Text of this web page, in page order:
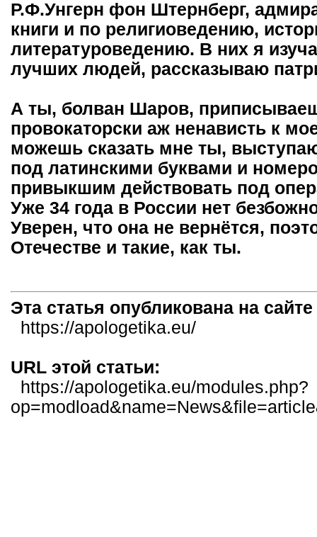
Р.Ф.Унгерн фон Штернберг,
книги и по религиоведению,
литературоведению. В них я
лучших людей, рассказываю
А ты, болван Шаров,
провокаторски аж ненависть к
можешь сказать мне ты,
под латинскими буквами и
привыкшим действовать под
Уже 34 года в России нет
Уверен, что она не вернётся,
Отечестве и такие, как ты.
Эта статья опубликована на
https://apologetika.eu/
URL этой статьи:
https://apologetika.eu/modules.php?